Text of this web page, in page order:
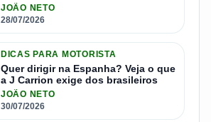
JOÃO NETO
28/07/2026
DICAS PARA MOTORISTA
Quer dirigir na Espanha? Veja o que
a J Carrion exige dos brasileiros
JOÃO NETO
30/07/2026